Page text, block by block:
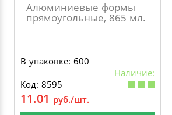
Алюминиевые формы
прямоугольные, 865 мл.
В упаковке: 600
Наличие:
Код: 8595
11.01 руб./шт.